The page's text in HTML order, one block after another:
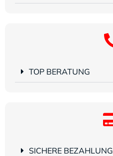
TOP BERATUNG
SICHERE BEZAHLUNG